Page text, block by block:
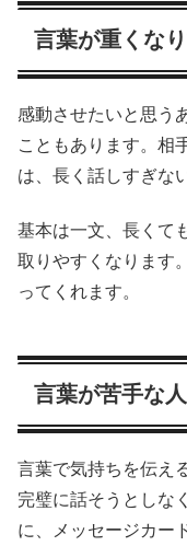
言葉が重くな
感動させたいと思う
こともあります。相
は、長く話しすぎな
基本は一文、長くて
取りやすくなります
ってくれます。
言葉が苦手な
言葉で気持ちを伝え
完璧に話そうとしな
に、メッセージカー